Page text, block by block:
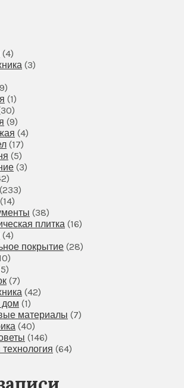
(4)
(3)
(1)
(9)
(4)
(17)
(5)
(3)
(233)
(14)
(38)
плитка (16)
(4)
покрытие (28)
(7)
(42)
(1)
материалы (7)
(40)
(146)
(64)